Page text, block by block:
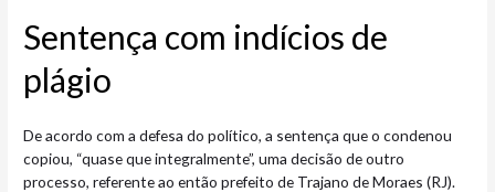
Sentença com indícios de
plágio
De acordo com a defesa do político, a sentença que o condenou
copiou, “quase que integralmente”, uma decisão de outro
processo, referente ao então prefeito de Trajano de Moraes (RJ).